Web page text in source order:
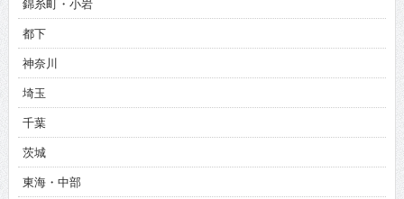
錦糸町・小岩
都下
神奈川
埼玉
千葉
茨城
東海・中部